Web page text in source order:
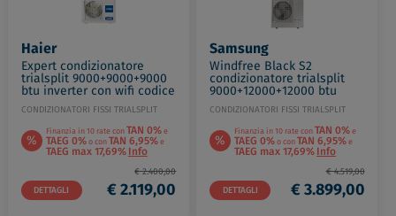
Haier
Expert condizionatore
trialsplit 9000+9000+9000
btu inverter con wifi codice
prod: as25xcahra(x3)
3u55s2sr5fa
CONDIZIONATORI FISSI TRIALSPLIT
% Finanzia in 10 rate conTAN 0%e
TAEG 0%o conTAN 6,95%e
TAEG max 17,69%Info
DETTAGLI
€ 2.400,00
€ 2.119,00
Samsung
Windfree Black S2
condizionatore trialsplit
9000+12000+12000 btu
10kw Wi-Fi codice prod:
AR70F09(12)(12)C1ABNEU
CONDIZIONATORI FISSI TRIALSPLIT
% Finanzia in 10 rate conTAN 0%e
TAEG 0%o conTAN 6,95%e
TAEG max 17,69%Info
DETTAGLI
€ 4.519,00
€ 3.899,00